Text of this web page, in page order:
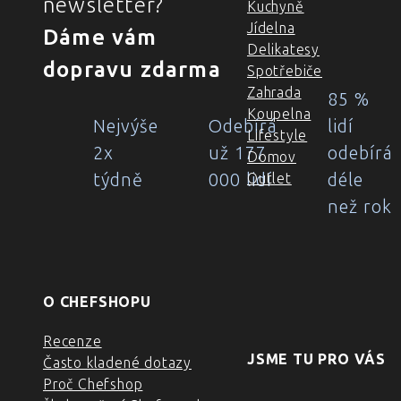
Dáme vám
dopravu zdarma
Nejvýše
2x
týdně
Odebírá
už 177
000 lidí
85 %
lidí
odebírá
déle
než rok
Kuchyně
Jídelna
Delikatesy
Spotřebiče
Zahrada
Koupelna
Lifestyle
Domov
Outlet
O CHEFSHOPU
Recenze
Často kladené dotazy
Proč Chefshop
JSME TU PRO VÁS